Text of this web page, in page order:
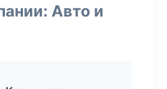
Авто и